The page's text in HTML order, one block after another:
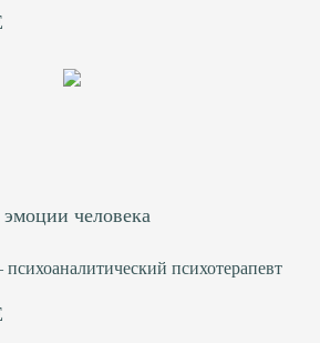
человека
психотерапевт